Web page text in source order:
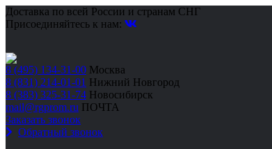
Доставка по всей России и странам СНГ
Присоединяйтесь к нам:
8 (495) 134-31-00 Москва
8 (831) 214-01-01 Нижний Новгород
8 (383) 325-31-74 Новосибирск
mail@rgprom.ru ПОЧТА
Заказать звонок
Обратный звонок